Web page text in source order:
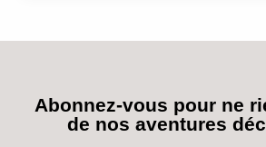
Abonnez-vous pour ne
de nos aventures